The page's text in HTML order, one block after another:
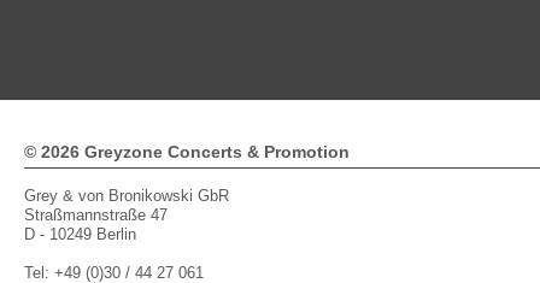
© 2026 Greyzone Concerts & Promotion
Grey & von Bronikowski GbR
Straßmannstraße 47
D - 10249 Berlin
Tel: +49 (0)30 / 44 27 061